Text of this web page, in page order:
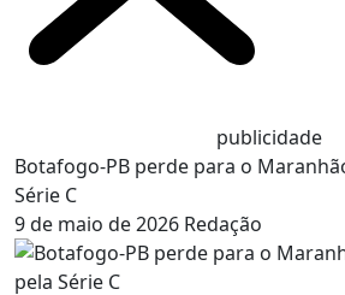
publicidade
Botafogo-PB perde para o
Série C
9 de maio de 2026 Redação